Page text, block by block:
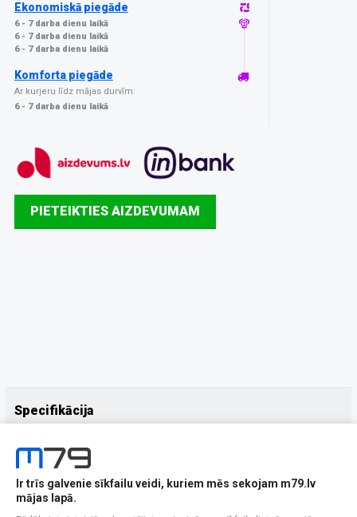
Ekonomiskā piegāde
6 - 7 darba dienu laikā
6 - 7 darba dienu laikā
6 - 7 darba dienu laikā
Komforta piegāde
Ar kurjeru līdz mājas durvīm:
6 - 7 darba dienu laikā
PIETEIKTIES AIZDEVUMAM
Specifikācija
Papildus
Ir trīs galvenie sīkfailu veidi, kuriem mēs sekojam m79.lv
mājas lapā.